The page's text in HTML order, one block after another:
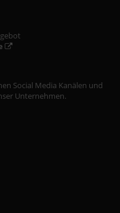
Social Media Kanälen und
Unternehmen.